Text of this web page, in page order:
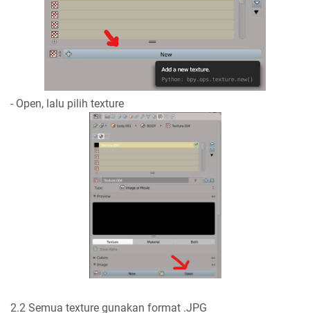
- Open, lalu pilih texture
2.2 Semua texture gunakan format .JPG